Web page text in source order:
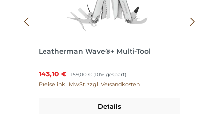
Leatherman Wave®+ Multi-Tool
Verkaufspreis:
143,10 € Regulärer Preis:
159,00 € (10% gespart)
Preise inkl. MwSt. zzgl. Versandkosten
Details